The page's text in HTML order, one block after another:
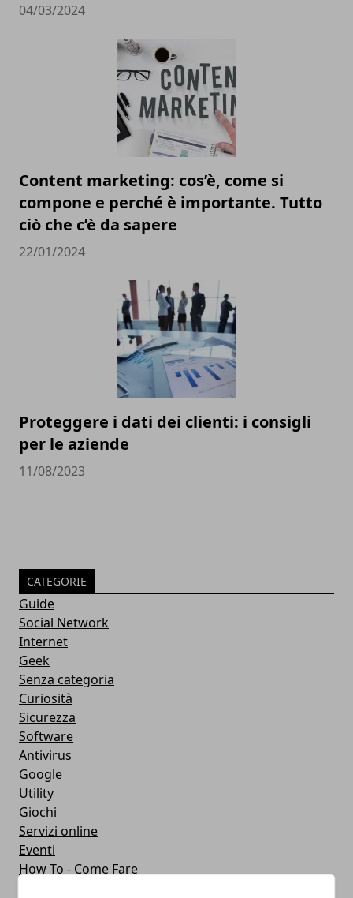
04/03/2024
Content marketing: cos’è, come si
compone e perché è importante. Tutto
ciò che c’è da sapere
22/01/2024
Proteggere i dati dei clienti: i consigli
per le aziende
11/08/2023
CATEGORIE
Guide
Social Network
Internet
Geek
Senza categoria
Curiosità
Sicurezza
Software
Antivirus
Google
Utility
Giochi
Servizi online
Eventi
How To - Come Fare